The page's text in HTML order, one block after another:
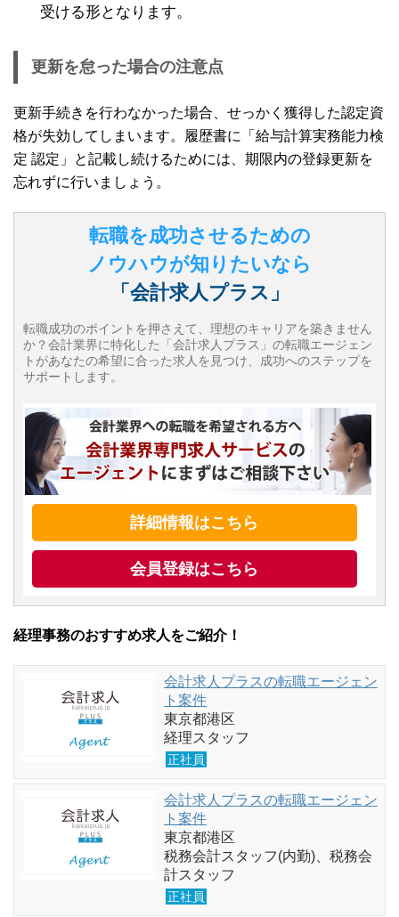
受ける形となります。
更新を怠った場合の注意点
更新手続きを行わなかった場合、せっかく獲得した認定資
格が失効してしまいます。履歴書に「給与計算実務能力検
定 認定」と記載し続けるためには、期限内の登録更新を
忘れずに行いましょう。
転職を成功させるための
ノウハウが知りたいなら
「会計求人プラス」
転職成功のポイントを押さえて、理想のキャリアを築きません
か？会計業界に特化した「会計求人プラス」の転職エージェン
トがあなたの希望に合った求人を見つけ、成功へのステップを
サポートします。
詳細情報はこちら
会員登録はこちら
経理事務のおすすめ求人をご紹介！
会計求人プラスの転職エージェン
ト案件
東京都港区
経理スタッフ
正社員
会計求人プラスの転職エージェン
ト案件
東京都港区
税務会計スタッフ(内勤)、税務会
計スタッフ
正社員